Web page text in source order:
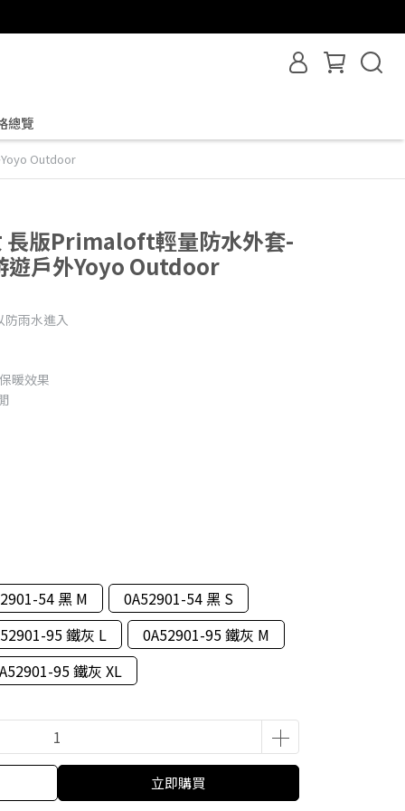
總覽
Outdoor
長版Primaloft輕量防水外套-
遊戶外Yoyo Outdoor
防雨水進入
暖效果
54 黑 M
0A52901-54 黑 S
95 鐵灰 L
0A52901-95 鐵灰 M
95 鐵灰 XL
立即購買